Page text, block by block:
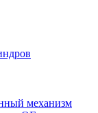
механизм